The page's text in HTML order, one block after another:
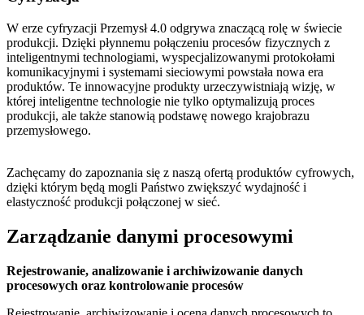
W erze cyfryzacji Przemysł 4.0 odgrywa znaczącą rolę w świecie
produkcji. Dzięki płynnemu połączeniu procesów fizycznych z
inteligentnymi technologiami, wyspecjalizowanymi protokołami
komunikacyjnymi i systemami sieciowymi powstała nowa era
produktów. Te innowacyjne produkty urzeczywistniają wizję, w
której inteligentne technologie nie tylko optymalizują proces
produkcji, ale także stanowią podstawę nowego krajobrazu
przemysłowego.
Zachęcamy do zapoznania się z naszą ofertą produktów cyfrowych,
dzięki którym będą mogli Państwo zwiększyć wydajność i
elastyczność produkcji połączonej w sieć.
Zarządzanie danymi procesowymi
Rejestrowanie, analizowanie i archiwizowanie danych
procesowych oraz kontrolowanie procesów